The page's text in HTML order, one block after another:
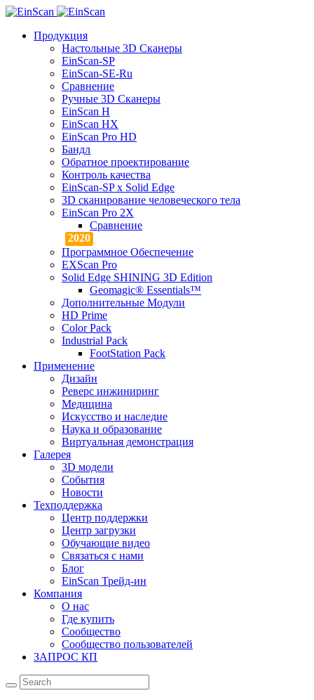
Продукция
Настольные 3D Сканеры
EinScan-SP
EinScan-SE-Ru
Сравнение
Ручные 3D Cканеры
EinScan H
EinScan HX
EinScan Pro HD
Бандл
Обратное проектирование
Контроль качества
EinScan-SP x Solid Edge
3D сканирование человеческого тела
EinScan Pro 2X
Сравнение
Программное Обеспечение
EXScan Pro
Solid Edge SHINING 3D Edition
Geomagic® Essentials™
Дополнительные Модули
HD Prime
Color Pack
Industrial Pack
FootStation Pack
Применение
Дизайн
Реверс инжиниринг
Медицина
Искусство и наследие
Наука и образование
Виртуальная демонстрация
Галерея
3D модели
События
Новости
Техподдержка
Центр поддержки
Центр загрузки
Обучающие видео
Связаться с нами
Блог
EinScan Трейд-ин
Компания
О нас
Где купить
Сообщество
Сообщество пользователей
ЗАПРОС КП